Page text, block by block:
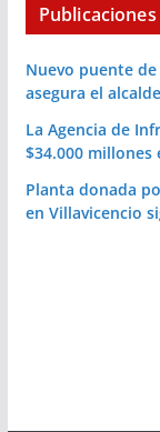
Nuevo puente
asegura el
La Agencia de
$34.000
Planta donada
en Villavicencio